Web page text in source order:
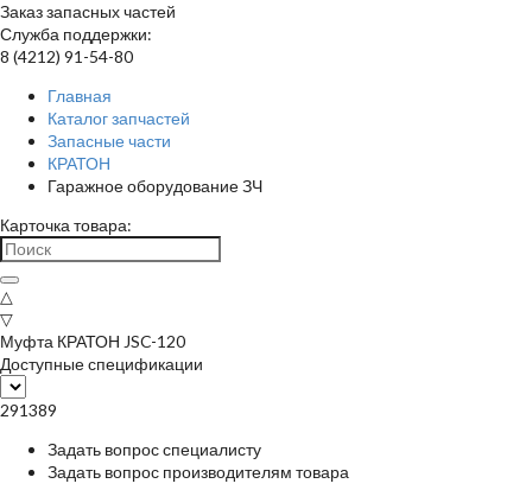
Заказ запасных частей
Служба поддержки:
8 (4212) 91-54-80
Главная
Каталог запчастей
Запасные части
КРАТОН
Гаражное оборудование ЗЧ
Карточка товара:
△
▽
Муфта КРАТОН JSC-120
Доступные спецификации
291389
Задать вопрос специалисту
Задать вопрос производителям товара